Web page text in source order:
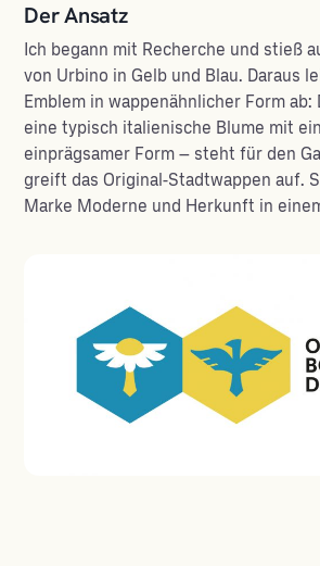
Der Ansatz
Ich begann mit Recherche und stieß
von Urbino in Gelb und Blau. Daraus
Emblem in wappenähnlicher Form
eine typisch italienische Blume mit
einprägsamer Form – steht für den
greift das Original-Stadtwappen auf.
Marke Moderne und Herkunft in